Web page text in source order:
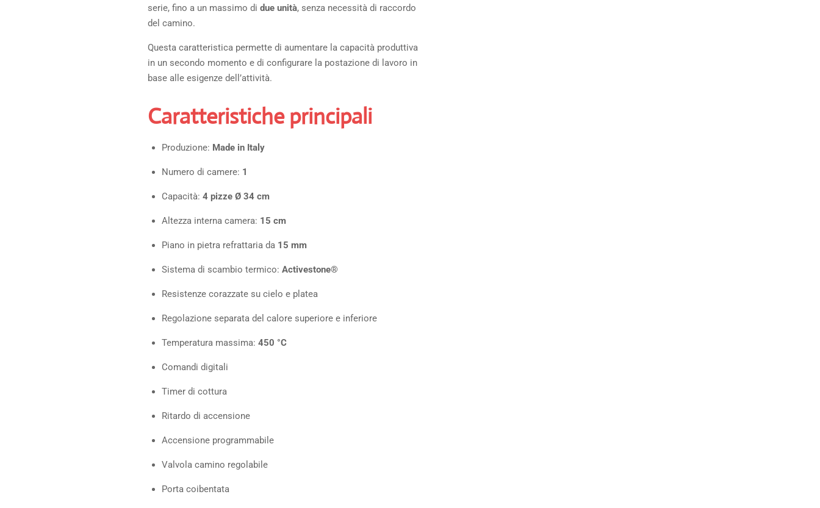
serie, fino a un massimo di due unità, senza necessità di raccordo
del camino.
Questa caratteristica permette di aumentare la capacità produttiva
in un secondo momento e di configurare la postazione di lavoro in
base alle esigenze dell’attività.
Caratteristiche principali
Produzione: Made in Italy
Numero di camere: 1
Capacità: 4 pizze Ø 34 cm
Altezza interna camera: 15 cm
Piano in pietra refrattaria da 15 mm
Sistema di scambio termico: Activestone®
Resistenze corazzate su cielo e platea
Regolazione separata del calore superiore e inferiore
Temperatura massima: 450 °C
Comandi digitali
Timer di cottura
Ritardo di accensione
Accensione programmabile
Valvola camino regolabile
Porta coibentata